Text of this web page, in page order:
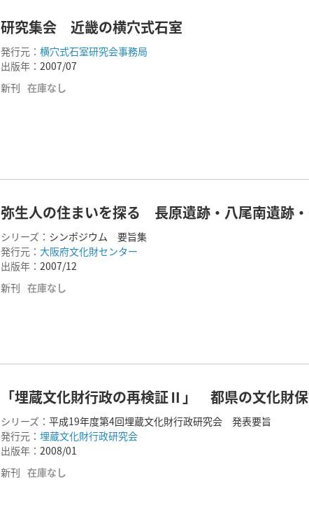
研究集会 近畿の横穴式石室
発行元： 横穴式石室研究会事務局
出版年： 2007/07
新刊 在庫なし
弥生人の住まいを探る 長原遺跡・八尾南遺跡
シリーズ： シンポジウム 要旨集
発行元： 大阪府文化財センター
出版年： 2007/12
新刊 在庫なし
「埋蔵文化財行政の再検証Ⅱ」 都県の文化財
シリーズ： 平成19年度第4回埋蔵文化財行政研究会 発表要旨
発行元： 埋蔵文化財行政研究会
出版年： 2008/01
新刊 在庫なし